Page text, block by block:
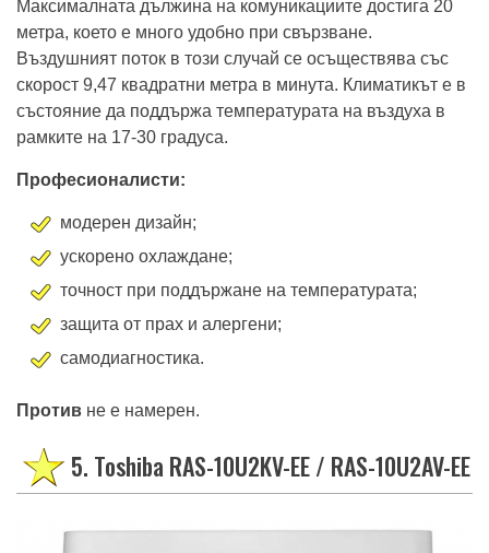
Максималната дължина на комуникациите достига 20
метра, което е много удобно при свързване.
Въздушният поток в този случай се осъществява със
скорост 9,47 квадратни метра в минута. Климатикът е в
състояние да поддържа температурата на въздуха в
рамките на 17-30 градуса.
Професионалисти:
модерен дизайн;
ускорено охлаждане;
точност при поддържане на температурата;
защита от прах и алергени;
самодиагностика.
Против не е намерен.
5. Toshiba RAS-10U2KV-EE / RAS-10U2AV-EE